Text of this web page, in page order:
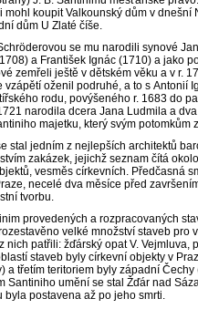
mohl koupit Valkounský dům v dnešní
dům U Zlaté číše.
se mu narodili synové
a František Ignác (1710) a jako
zemřeli ještě v dětském věku a v r.
vzápětí oženil podruhé, a to s Antonií
rodu, povýšeného r. 1683 do
narodila dcera Jana Ludmila a
majetku, který svým potomkům
stal jedním z nejlepších architektů
zakázek, jejichž seznam čítá
vesměs církevních. Předčasná
necelé dva měsíce před
tvorbu.
provedených a rozpracovaných
velké množství staveb pro
nich patřili: žďárský opat V. Vejmluva,
staveb byly církevní objekty v
a třetím teritoriem byly západní
Santiniho umění se stal Žďár nad
byla postavena až po jeho smrti.